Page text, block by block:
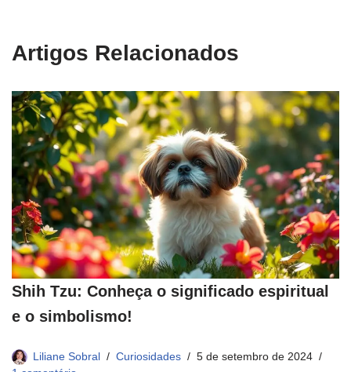
Artigos Relacionados
Shih Tzu: Conheça o significado espiritual
e o simbolismo!
Liliane Sobral Curiosidades
5 de setembro de 2024